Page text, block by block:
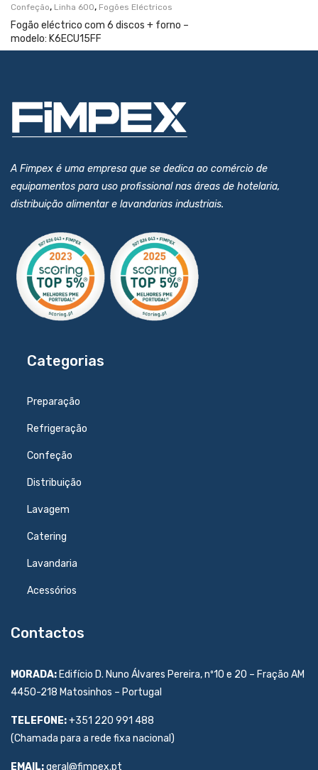
Confeção, Linha 600, Fogões Eléctricos
Fogão eléctrico com 6 discos + forno –
modelo: K6ECU15FF
A Fimpex é uma empresa que se dedica ao comércio de
equipamentos para uso profissional nas áreas de hotelaria,
distribuição alimentar e lavandarias industriais.
Categorias
Preparação
Refrigeração
Confeção
Distribuição
Lavagem
Catering
Lavandaria
Acessórios
Contactos
MORADA: Edifício D. Nuno Álvares Pereira, nº10 e 20 – Fração AM
4450-218 Matosinhos – Portugal
TELEFONE:+351 220 991 488
(Chamada para a rede fixa nacional)
EMAIL:geral@fimpex.pt